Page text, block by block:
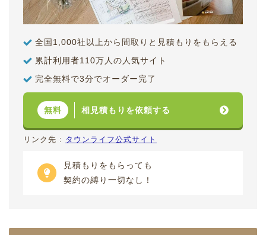
全国1,000社以上から間取りと見積もりをもらえる
累計利用者110万人の人気サイト
完全無料で3分でオーダー完了
無料 相見積もりを依頼する
リンク先 : タウンライフ公式サイト
見積もりをもらっても
契約の縛り一切なし！